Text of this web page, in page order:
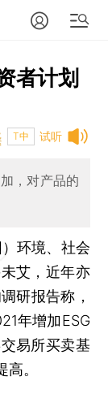
者计划
试听
T中
，对产品的
）环境、社会
艾，近年亦
研报告称，
年增加ESG
易所买卖基
。